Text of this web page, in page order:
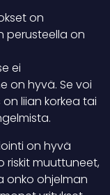
on
perusteella on
ei
on hyvä. Se voi
liian korkea tai
on hyvä
riskit muuttuneet,
onko ohjelman